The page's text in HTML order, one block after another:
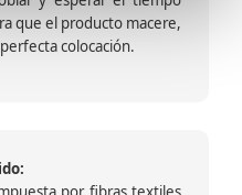
que el producto macere,
colocación.